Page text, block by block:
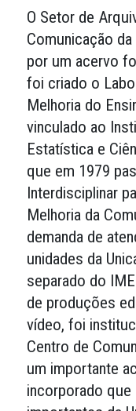
O Setor de
Comunicação
por um acervo
foi criado o
Melhoria do
vinculado ao
Estatística e
que em 1979
Interdisciplinar
Melhoria da
demanda de
unidades da
separado do
de produções
vídeo, foi
Centro de
um importante
incorporado